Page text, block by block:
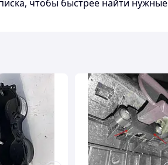
чтобы быстрее найти нужные